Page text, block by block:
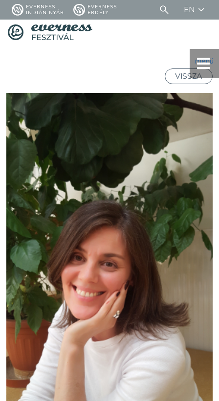
EVERNESS
INDIÁN NYÁR
EVERNESS
ERDÉLY
EN
menü
VISSZA